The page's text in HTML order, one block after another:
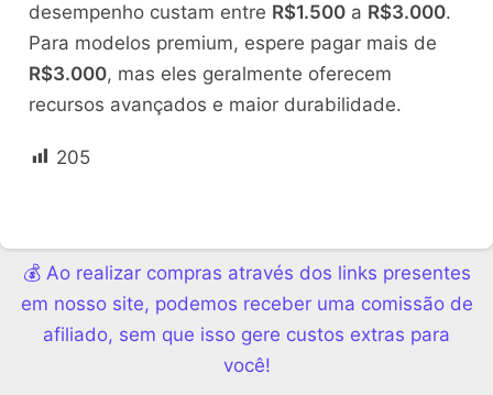
desempenho custam entre R$1.500a R$3.000.
Para modelos premium, espere pagar mais de
R$3.000, mas eles geralmente oferecem
recursos avançados e maior durabilidade.
205
💰 Ao realizar compras através dos links presentes
em nosso site, podemos receber uma comissão de
afiliado, sem que isso gere custos extras para
você!